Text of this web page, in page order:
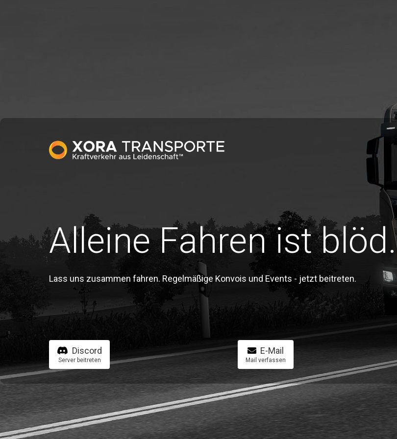
Alleine Fahren ist blöd.
Lass uns zusammen fahren. Regelmäßige Konvois und Events - jetzt beitreten.
Discord
Server beitreten
E-Mail
Mail verfassen